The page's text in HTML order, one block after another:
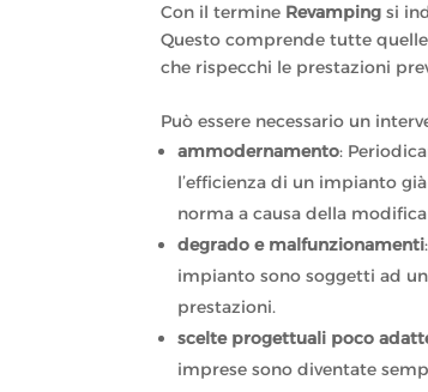
Con il termine Revamping si
Questo comprende tutte
che rispecchi le prestazioni
Può essere necessario un
ammodernamento:
l’efficienza di un impianto
norma a causa della
degrado e malfunzionamenti
impianto sono soggetti ad
prestazioni.
scelte progettuali poco
imprese sono diventate